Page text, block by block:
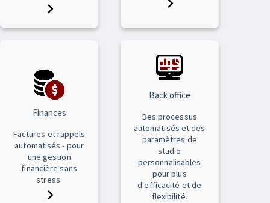
Finances
Factures et rappels
automatisés - pour
une gestion
financière sans
stress.
Back office
Des processus
automatisés et des
paramètres de
studio
personnalisables
pour plus
d'efficacité et de
flexibilité.